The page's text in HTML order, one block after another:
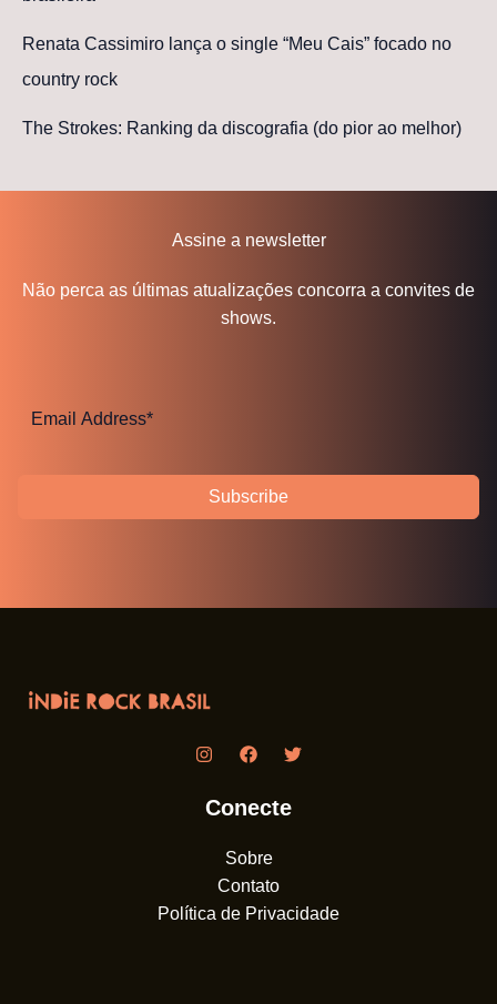
Renata Cassimiro lança o single “Meu Cais” focado no
country rock
The Strokes: Ranking da discografia (do pior ao melhor)
Assine a newsletter
Não perca as últimas atualizações concorra a convites de
shows.
Subscribe
Conecte
Sobre
Contato
Política de Privacidade